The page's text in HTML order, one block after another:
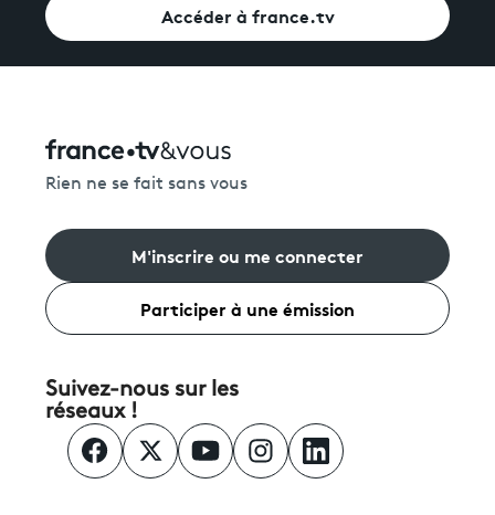
Accéder à france.tv
Rien ne se fait sans vous
M'inscrire ou me connecter
Participer à une émission
Suivez-nous sur les
réseaux !